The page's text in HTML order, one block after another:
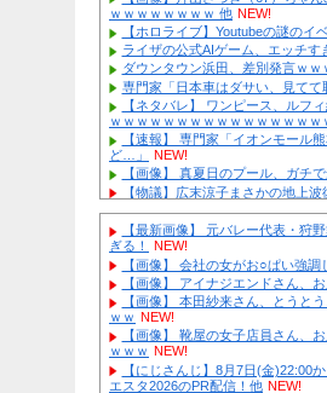
【最新画
ぎる！ NEW!
【悲報】
【画像】
ｗｗｗｗｗ
【ホロラ
ライザの
ダウンタ
専門家「
【ネタバ
【速報】
ど…」 NEW!
【物議】
NEW!
【衝撃】｢